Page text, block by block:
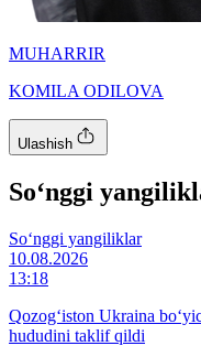
MUHARRIR
KOMILA ODILOVA
Ulashish
So‘nggi
So‘nggi yangiliklar
10.08.2026
13:18
Qozog‘iston Ukraina
hududini taklif qildi